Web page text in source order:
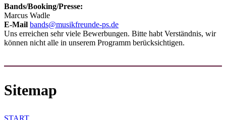
Bands/Booking/Presse:
Marcus Wadle
E-Mail bands@musikfreunde-ps.de
Uns erreichen sehr viele Bewerbungen. Bitte habt Verständnis, wir
können nicht alle in unserem Programm berücksichtigen.
Sitemap
START